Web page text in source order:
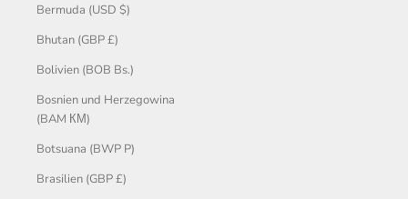
Bermuda (USD $)
Bhutan (GBP £)
Bolivien (BOB Bs.)
Bosnien und Herzegowina
(BAM КМ)
Botsuana (BWP P)
Brasilien (GBP £)